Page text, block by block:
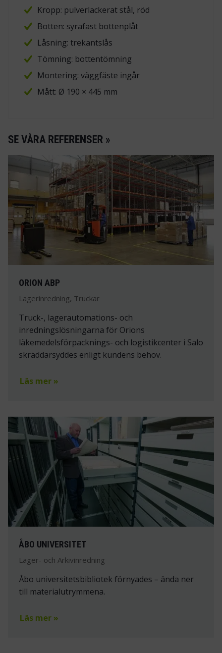
Kropp: pulverlackerat stål, röd
Botten: syrafast bottenplåt
Låsning: trekantslås
Tömning: bottentömning
Montering: väggfäste ingår
Mått: Ø 190 × 445 mm
SE VÅRA REFERENSER »
ORION ABP
Lagerinredning, Truckar
Truck-, lagerautomations- och
inredningslösningarna för Orions
läkemedelsförpacknings- och logistikcenter i Salo
skräddarsyddes enligt kundens behov.
Läs mer »
ÅBO UNIVERSITET
Lager- och Arkivinredning
Åbo universitetsbibliotek förnyades – ända ner
till materialutrymmena.
Läs mer »